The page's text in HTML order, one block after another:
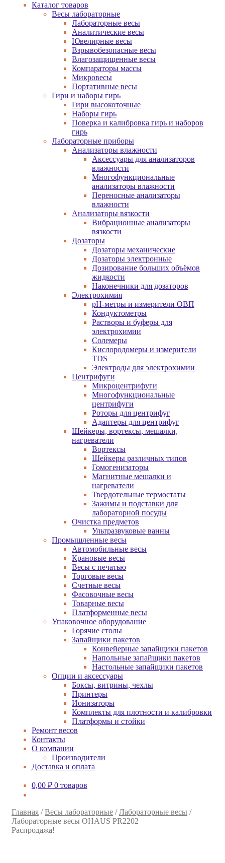
Каталог товаров
Весы лабораторные
Лабораторные весы
Аналитические весы
Ювелирные весы
Взрывобезопасные весы
Влагозащищенные весы
Компараторы массы
Микровесы
Портативные весы
Гири и наборы гирь
Гири высокоточные
Наборы гирь
Поверка и калибровка гирь и наборов
гирь
Лабораторные приборы
Анализаторы влажности
Аксессуары для анализаторов
влажности
Многофункциональные
анализаторы влажности
Переносные анализаторы
влажности
Анализаторы вязкости
Вибрационные анализаторы
вязкости
Дозаторы
Дозаторы механические
Дозаторы электронные
Дозирование больших объёмов
жидкости
Наконечники для дозаторов
Электрохимия
pH-метры и измерители ОВП
Кондуктометры
Растворы и буферы для
электрохимии
Солемеры
Кислородомеры и измерители
TDS
Электроды для электрохимии
Центрифуги
Микроцентрифуги
Многофункциональные
центрифуги
Роторы для центрифуг
Адаптеры для центрифуг
Шейкеры, вортексы, мешалки,
нагреватели
Вортексы
Шейкеры различных типов
Гомогенизаторы
Магнитные мешалки и
нагреватели
Твердотельные термостаты
Зажимы и подставки для
лабораторной посуды
Очистка предметов
Ультразвуковые ванны
Промышленные весы
Автомобильные весы
Крановые весы
Весы с печатью
Торговые весы
Счетные весы
Фасовочные весы
Товарные весы
Платформенные весы
Упаковочное оборудование
Горячие столы
Запайщики пакетов
Конвейерные запайщики пакетов
Напольные запайщики пакетов
Настольные запайщики пакетов
Опции и аксессуары
Боксы, витрины, чехлы
Принтеры
Ионизаторы
Комплекты для плотности и калибровки
Платформы и стойки
Ремонт весов
Контакты
О компании
Производители
Доставка и оплата
0,00 ₽ 0 товаров
Главная /Весы лабораторные /Лабораторные весы /
Лабораторные весы OHAUS PR2202
Распродажа!